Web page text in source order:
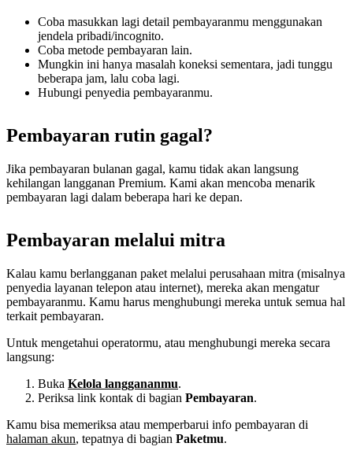
Coba masukkan lagi detail pembayaranmu menggunakan
jendela pribadi/incognito.
Coba metode pembayaran lain.
Mungkin ini hanya masalah koneksi sementara, jadi tunggu
beberapa jam, lalu coba lagi.
Hubungi penyedia pembayaranmu.
Pembayaran rutin gagal?
Jika pembayaran bulanan gagal, kamu tidak akan langsung
kehilangan langganan Premium. Kami akan mencoba menarik
pembayaran lagi dalam beberapa hari ke depan.
Pembayaran melalui mitra
Kalau kamu berlangganan paket melalui perusahaan mitra (misalnya
penyedia layanan telepon atau internet), mereka akan mengatur
pembayaranmu. Kamu harus menghubungi mereka untuk semua hal
terkait pembayaran.
Untuk mengetahui operatormu, atau menghubungi mereka secara
langsung:
Buka Kelola langgananmu.
Periksa link kontak di bagian Pembayaran.
Kamu bisa memeriksa atau memperbarui info pembayaran di
halaman akun, tepatnya di bagian Paketmu.